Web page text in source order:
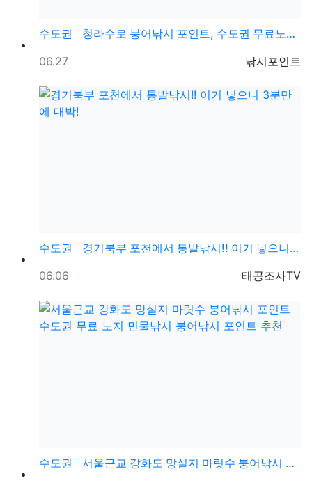
수도권
청라수로 붕어낚시 포인트, 수도권 무료노지 민물낚시 짬…
등록자
낚시포인트
등록일
06.27
수도권
경기북부 포천에서 통발낚시!! 이거 넣으니 3분만에 대…
등록자
태공조사TV
등록일
06.06
수도권
서울근교 강화도 망실지 마릿수 붕어낚시 포인트 수도권 …